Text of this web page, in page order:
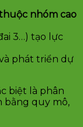
nhóm cao
3…) tạo lực
phát triển dự
biệt là phân
bằng quy mô,